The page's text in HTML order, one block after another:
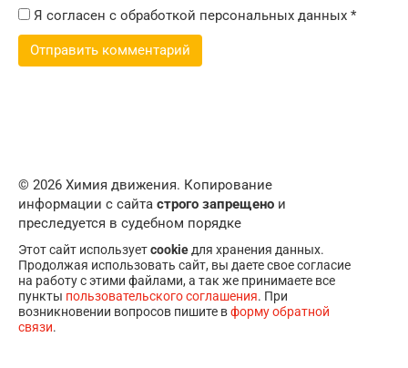
Я согласен с обработкой персональных данных *
© 2026 Химия движения. Копирование
информации с сайта строго запрещено и
преследуется в судебном порядке
Этот сайт используетcookie для хранения данных.
Продолжая использовать сайт, вы даете свое согласие
на работу с этими файлами, а так же принимаете все
пункты пользовательского соглашения. При
возникновении вопросов пишите вформу обратной
связи.